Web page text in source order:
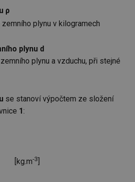
ρ
zemního plynu v kilogramech
plynu d
plynu a vzduchu, při stejné
se stanoví výpočtem ze složení
1:
[kg.m-3